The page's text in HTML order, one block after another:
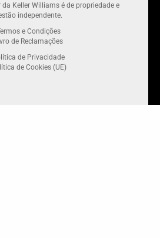
Keller Williams é de propriedade e
independente.
e Condições
de Reclamações
de Privacidade
de Cookies (UE)